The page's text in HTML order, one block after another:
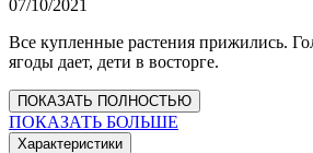
07/10/2021
Все купленные растения прижились.
ягоды дает, дети в восторге.
ПОКАЗАТЬ ПОЛНОСТЬЮ
ПОКАЗАТЬ БОЛЬШЕ
Характеристики